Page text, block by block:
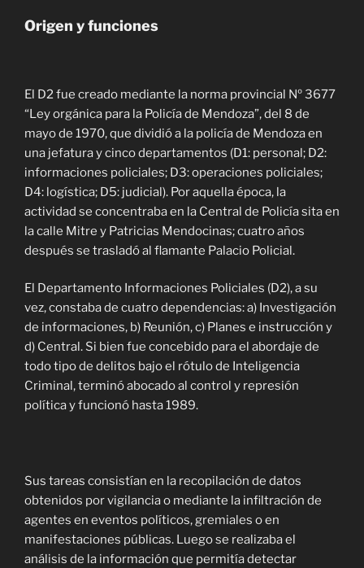
Origen y funciones
El D2 fue creado mediante la norma provincial Nº 3677
“Ley orgánica para la Policía de Mendoza”, del 8 de
mayo de 1970, que dividió a la policía de Mendoza en
una jefatura y cinco departamentos (D1: personal; D2:
informaciones policiales; D3: operaciones policiales;
D4: logística; D5: judicial). Por aquella época, la
actividad se concentraba en la Central de Policía sita en
la calle Mitre y Patricias Mendocinas; cuatro años
después se trasladó al flamante Palacio Policial.
El Departamento Informaciones Policiales (D2), a su
vez, constaba de cuatro dependencias: a) Investigación
de informaciones, b) Reunión, c) Planes e instrucción y
d) Central. Si bien fue concebido para el abordaje de
todo tipo de delitos bajo el rótulo de Inteligencia
Criminal, terminó abocado al control y represión
política y funcionó hasta 1989.
Sus tareas consistían en la recopilación de datos
obtenidos por vigilancia o mediante la infiltración de
agentes en eventos políticos, gremiales o en
manifestaciones públicas. Luego se realizaba el
análisis de la información que permitía detectar